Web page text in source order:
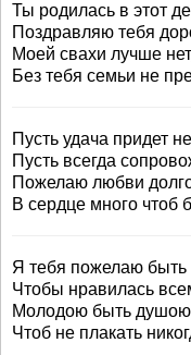
Ты родилась в этот
Поздравляю тебя
Моей свахи лучше
Без тебя семьи не
Пусть удача придет
Пусть всегда
Пожелаю любви
В сердце много чтоб
Я тебя пожелаю быть
Чтобы нравилась
Молодою быть
Чтоб не плакать